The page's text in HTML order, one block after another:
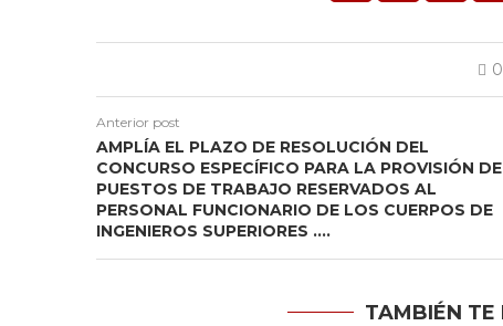
Anterior post
AMPLÍA EL PLAZO DE RESOLUCIÓN DEL
CONCURSO ESPECÍFICO PARA LA PROVISIÓN DE
PUESTOS DE TRABAJO RESERVADOS AL
PERSONAL FUNCIONARIO DE LOS CUERPOS DE
INGENIEROS SUPERIORES ….
TAMBIÉN TE